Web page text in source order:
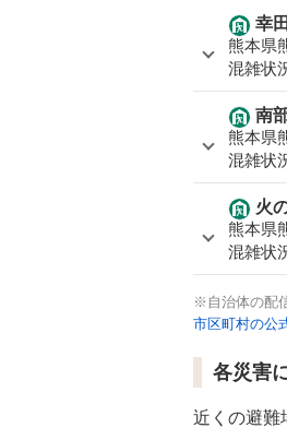
幸
熊本県
混雑状
南
熊本県
混雑状
火
熊本県
混雑状
※自治体の配
市区町村の公
各災害
近くの避難